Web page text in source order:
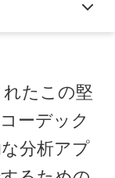
れたこの堅
ーデック
分析アプ